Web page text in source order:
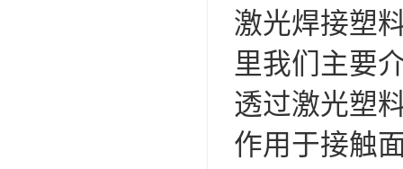
激光焊接塑
里我们主要
透过激光塑
作用于接触